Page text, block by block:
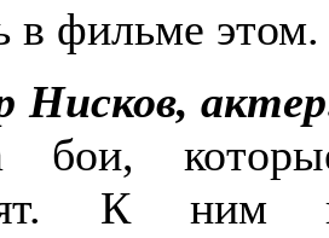
в фильме
Нисков,
бои,
К ним